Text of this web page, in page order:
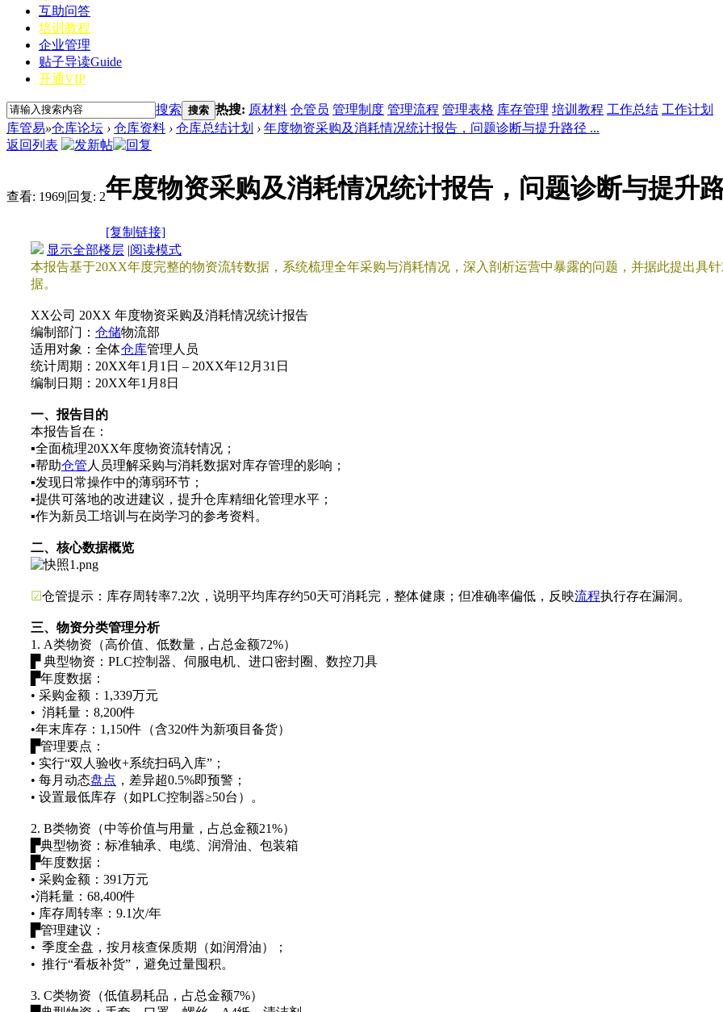
互助问答
培训教程
企业管理
贴子导读Guide
开通VIP
搜索 搜索 热搜: 原材料 仓管员 管理制度 管理流程 管理表格 库存管理 培训教程 工作总结 工作计划
库管易»仓库论坛 › 仓库资料 › 仓库总结计划 › 年度物资采购及消耗情况统计报告，问题诊断与提升路径 ...
返回列表
查看: 1969|回复: 2年度物资采购及消耗情况统计报告，问题诊断与提升
[复制链接]
显示全部楼层 |阅读模式
本报告基于20XX年度完整的物资流转数据，系统梳理全年采购与消耗情况，深入剖析运营中暴露的问题，并据此提出具
据。
XX公司 20XX 年度物资采购及消耗情况统计报告
编制部门： 仓储物流部
适用对象：全体仓库管理人员
统计周期：20XX年1月1日 – 20XX年12月31日
编制日期：20XX年1月8日
一、报告目的
本报告旨在：
▪全面梳理20XX年度物资流转情况；
▪帮助仓管 人员理解采购与消耗数据对库存管理的影响；
▪发现日常操作中的薄弱环节；
▪提供可落地的改进建议，提升仓库精细化管理水平；
▪作为新员工培训与在岗学习的参考资料。
二、核心数据概览
☑仓管提示：库存周转率7.2次，说明平均库存约50天可消耗完，整体健康；但准确率偏低，反映流程执行存在漏洞。
三、物资分类管理分析
1. A类物资（高价值、低数量，占总金额72%）
▛ 典型物资：PLC控制器、伺服电机、进口密封圈、数控刀具
▛年度数据：
• 采购金额：1,339万元
• 消耗量：8,200件
•年末库存：1,150件（含320件为新项目备货）
▛管理要点：
• 实行“双人验收+系统扫码入库”；
• 每月动态盘点 ，差异超0.5%即预警；
• 设置最低库存（如PLC控制器≥50台）。
2. B类物资（中等价值与用量，占总金额21%）
▛典型物资：标准轴承、电缆、润滑油、包装箱
▛年度数据：
• 采购金额：391万元
•消耗量：68,400件
• 库存周转率：9.1次/年
▛管理建议：
• 季度全盘，按月核查保质期（如润滑油）；
• 推行“看板补货”，避免过量囤积。
3. C类物资（低值易耗品，占总金额7%）